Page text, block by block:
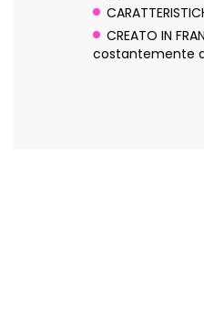
CREATO IN
costantemente